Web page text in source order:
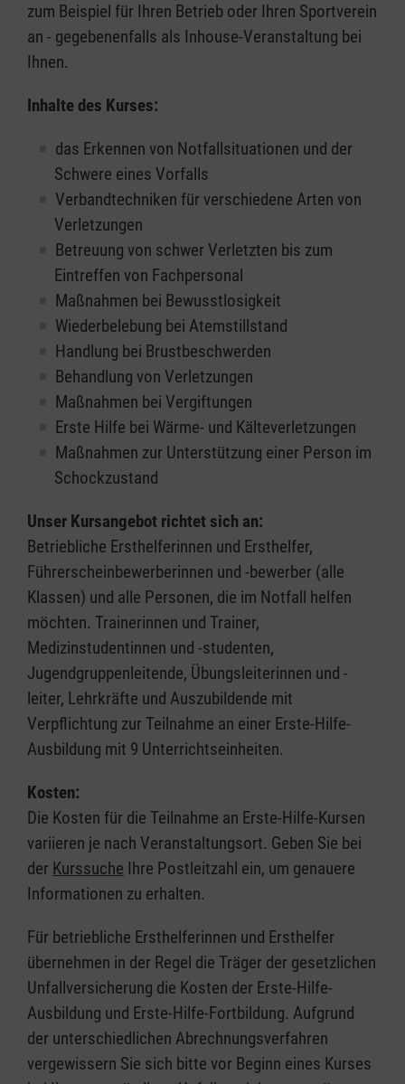
zum Beispiel für Ihren Betrieb oder Ihren Sportverein
an - gegebenenfalls als Inhouse-Veranstaltung bei
Ihnen.
Inhalte des Kurses:
das Erkennen von Notfallsituationen und der
Schwere eines Vorfalls
Verbandtechniken für verschiedene Arten von
Verletzungen
Betreuung von schwer Verletzten bis zum
Eintreffen von Fachpersonal
Maßnahmen bei Bewusstlosigkeit
Wiederbelebung bei Atemstillstand
Handlung bei Brustbeschwerden
Behandlung von Verletzungen
Maßnahmen bei Vergiftungen
Erste Hilfe bei Wärme- und Kälteverletzungen
Maßnahmen zur Unterstützung einer Person im
Schockzustand
Unser Kursangebot richtet sich an:
Betriebliche Ersthelferinnen und Ersthelfer,
Führerscheinbewerberinnen und -bewerber (alle
Klassen) und alle Personen, die im Notfall helfen
möchten. Trainerinnen und Trainer,
Medizinstudentinnen und -studenten,
Jugendgruppenleitende, Übungsleiterinnen und -
leiter, Lehrkräfte und Auszubildende mit
Verpflichtung zur Teilnahme an einer Erste-Hilfe-
Ausbildung mit 9 Unterrichtseinheiten.
Kosten:
Die Kosten für die Teilnahme an Erste-Hilfe-Kursen
variieren je nach Veranstaltungsort. Geben Sie bei
der Kurssuche Ihre Postleitzahl ein, um genauere
Informationen zu erhalten.
Für betriebliche Ersthelferinnen und Ersthelfer
übernehmen in der Regel die Träger der gesetzlichen
Unfallversicherung die Kosten der Erste-Hilfe-
Ausbildung und Erste-Hilfe-Fortbildung. Aufgrund
der unterschiedlichen Abrechnungsverfahren
vergewissern Sie sich bitte vor Beginn eines Kurses